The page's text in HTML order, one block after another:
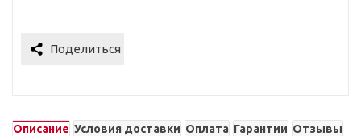
Описание Условия доставки Оплата Гарантии Отзывы